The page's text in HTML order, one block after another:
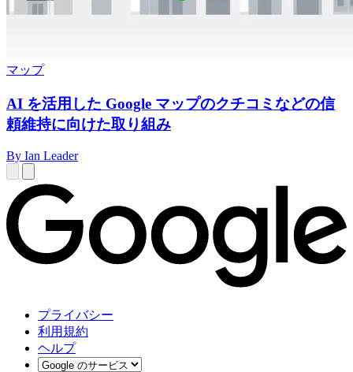
マップ
AI を活用した Google マップのクチコミなどの信
頼維持に向けた取り組み
By Ian Leader
プライバシー
利用規約
ヘルプ